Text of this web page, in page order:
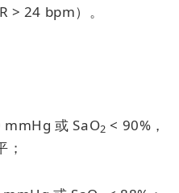
> 24 bpm）。
mmHg 或 SaO2 < 90%，
；